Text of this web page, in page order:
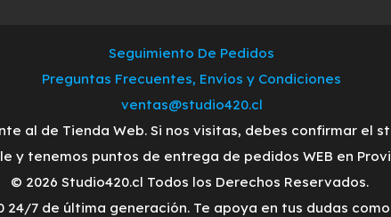
Seguimiento De Pedidos
Preguntas Frecuentes, Envíos y Condiciones
ventas@studio420.cl
al de Tienda Web. Si nos visitas, debes confirmar el
y tenemos puntos de entrega de pedidos WEB en
© 2026 Studio420.cl Todos los Derechos Reservados.
7 de última generación. Te apoya en tus dudas